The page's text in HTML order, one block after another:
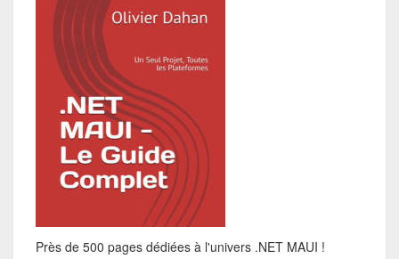
Près de 500 pages dédiées à l'univers .NET MAUI !